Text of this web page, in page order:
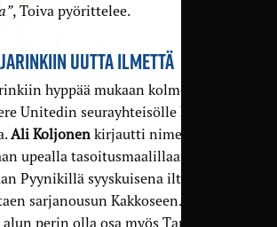
, Toiva pyörittelee.
UUTTA ILMETTÄ
hyppää mukaan kolme uutta,
Unitedin seurayhteisölle kovin
Ali Koljonen kirjautti nimensä
upealla tasoitusmaalillaan Ilves-
Pyynikillä syyskuisena iltana
sarjanousun Kakkoseen.
perin olla osa myös Tampere